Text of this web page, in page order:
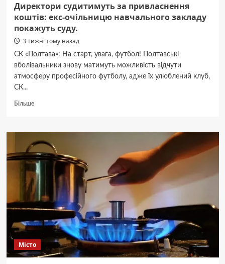
Директори судитимуть за привласнення
коштів: екс-очільницю навчального закладу
покажуть суду.
3 тижні тому назад
СК «Полтава»: На старт, увага, футбол! Полтавські
вболівальники знову матимуть можливість відчути
атмосферу професійного футболу, адже їх улюблений клуб,
СК...
БільшеДокладніше
судитимуть
за
привласнення
коштів:
екс-
очільницю
навчального
закладу
покажуть
Місто